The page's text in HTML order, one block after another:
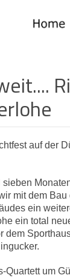
auf der
sieben
mit dem
ein
ein total
dem
Quartett um